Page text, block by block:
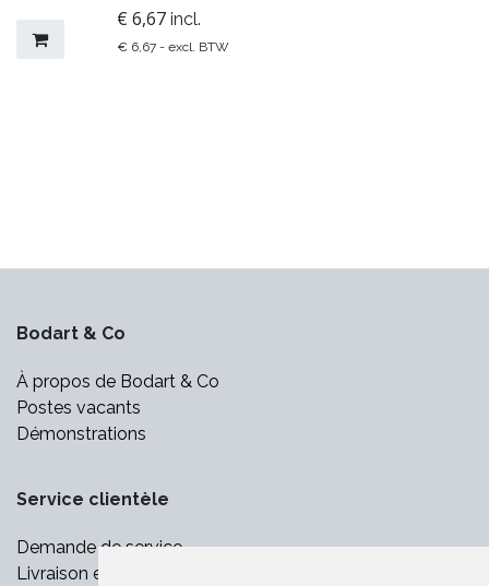
€ 6,67 incl.
€ 6,67- excl. BTW
Bodart & Co
À propos de Bodart & Co
Postes vacants
Démonstrations
Service clientèle
Demande de service
Livraison et paiement